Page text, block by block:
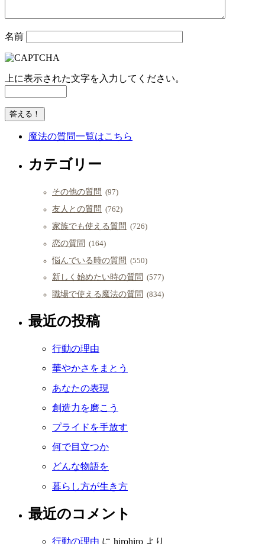
名前
上に表示された文字を入力してください。
魔法の質問一覧はこちら
カテゴリー
その他の質問 (97)
友人との質問 (762)
家族でも使える質問 (726)
恋の質問 (164)
悩んでいる時の質問 (550)
新しく始めたい時の質問 (577)
職場で使える魔法の質問 (834)
最近の投稿
行動の理由
華やかさをまとう
あなたの表現
創造力を磨こう
プライドを手放す
何で目立つか
どんな物語を
暮らし方が生き方
最近のコメント
行動の理由 に hirohiro より